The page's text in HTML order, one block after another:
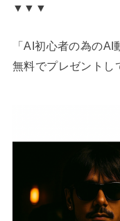
▼▼▼
「AI初心者の為の
無料でプレゼントし